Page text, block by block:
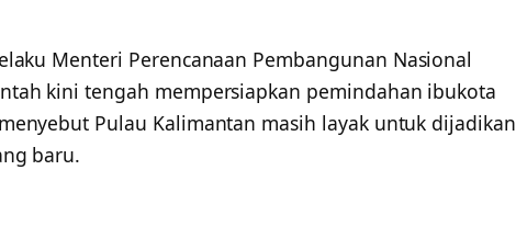
Menteri Perencanaan Pembangunan Nasional
kini tengah mempersiapkan pemindahan ibukota
Pulau Kalimantan masih layak untuk dijadikan
baru.